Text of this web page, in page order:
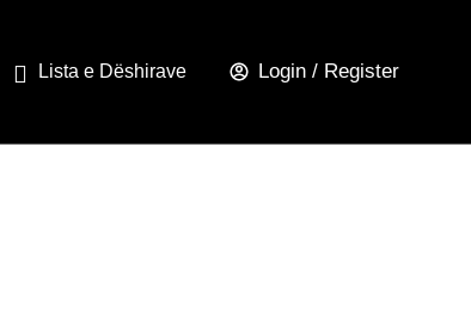
Lista e Dëshirave Login / Register